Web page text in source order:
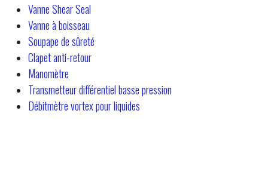
Vanne Shear Seal
Vanne à boisseau
Soupape de sûreté
Clapet anti-retour
Manomètre
Transmetteur différentiel basse pression
Débitmètre vortex pour liquides